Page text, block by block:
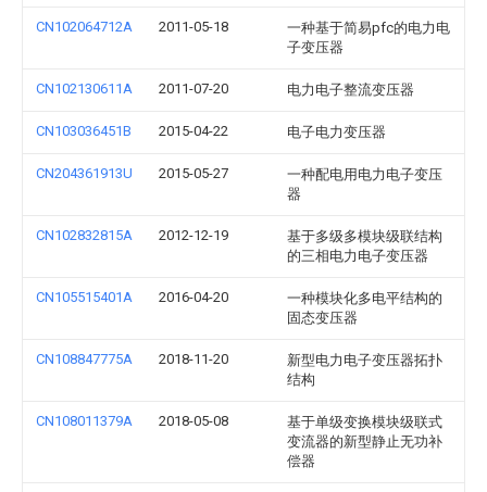
CN102064712A 2011-05-18
一种基于简易pfc的电力电
子变压器
CN102130611A 2011-07-20 电力电子整流变压器
CN103036451B 2015-04-22 电子电力变压器
CN204361913U 2015-05-27
一种配电用电力电子变压
器
CN102832815A 2012-12-19
基于多级多模块级联结构
的三相电力电子变压器
CN105515401A 2016-04-20
一种模块化多电平结构的
固态变压器
CN108847775A 2018-11-20
新型电力电子变压器拓扑
结构
CN108011379A 2018-05-08
基于单级变换模块级联式
变流器的新型静止无功补
偿器